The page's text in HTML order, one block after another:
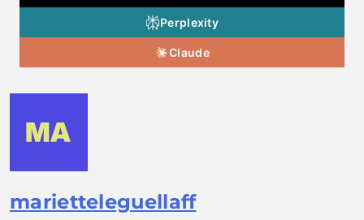
Perplexity
Claude
marietteleguellaff